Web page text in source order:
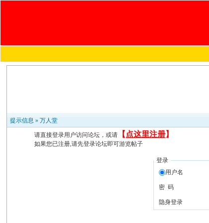
提示信息 »万人堂
请直接登录用户访问论坛，或请 【 点这里注册】
如果您已注册,请先登录论坛即可游览帖子
登录
用户名
密 码
隐身登录